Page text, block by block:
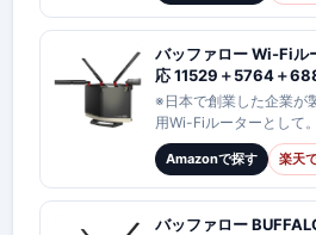
バッファロー Wi-Fiル
応 11529＋5764＋
WXR18000BE10P
Fi 7対応トライバンド
モデル 無線LANルー
11be/ax/ac/n/a/g/b【
※日本で創業した企業が
用Wi-Fiルーターとして
Wi-Fi Alliance Product
ー…Amazonで探す 楽天
バッファロー